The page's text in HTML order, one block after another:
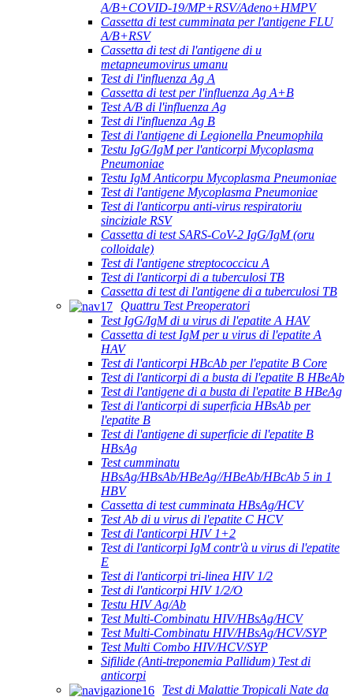
A/B+COVID-19/MP+RSV/Adeno+HMPV
Cassetta di test cumminata per l'antigene FLU
A/B+RSV
Cassetta di test di l'antigene di u
metapneumovirus umanu
Test di l'influenza Ag A
Cassetta di test per l'influenza Ag A+B
Test A/B di l'influenza Ag
Test di l'influenza Ag B
Test di l'antigene di Legionella Pneumophila
Testu IgG/IgM per l'anticorpi Mycoplasma
Pneumoniae
Testu IgM Anticorpu Mycoplasma Pneumoniae
Test di l'antigene Mycoplasma Pneumoniae
Test di l'anticorpu anti-virus respiratoriu
sinciziale RSV
Cassetta di test SARS-CoV-2 IgG/IgM (oru
colloidale)
Test di l'antigene streptococcicu A
Test di l'anticorpi di a tuberculosi TB
Cassetta di test di l'antigene di a tuberculosi TB
Quattru Test Preoperatori
Test IgG/IgM di u virus di l'epatite A HAV
Cassetta di test IgM per u virus di l'epatite A
HAV
Test di l'anticorpi HBcAb per l'epatite B Core
Test di l'anticorpi di a busta di l'epatite B HBeAb
Test di l'antigene di a busta di l'epatite B HBeAg
Test di l'anticorpi di superficia HBsAb per
l'epatite B
Test di l'antigene di superficie di l'epatite B
HBsAg
Test cumminatu
HBsAg/HBsAb/HBeAg//HBeAb/HBcAb 5 in 1
HBV
Cassetta di test cumminata HBsAg/HCV
Test Ab di u virus di l'epatite C HCV
Test di l'anticorpi HIV 1+2
Test di l'anticorpi IgM contr'à u virus di l'epatite
E
Test di l'anticorpi tri-linea HIV 1/2
Test di l'anticorpi HIV 1/2/O
Testu HIV Ag/Ab
Test Multi-Combinatu HIV/HBsAg/HCV
Test Multi-Combinatu HIV/HBsAg/HCV/SYP
Test Multi Combo HIV/HCV/SYP
Sifilide (Anti-treponemia Pallidum) Test di
anticorpi
Test di Malattie Tropicali Nate da